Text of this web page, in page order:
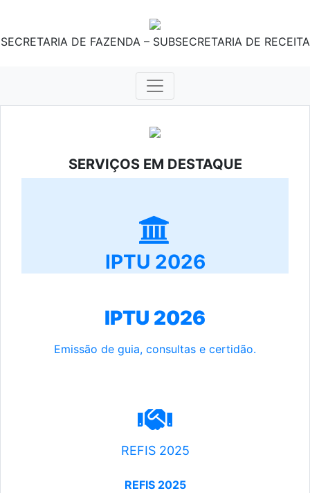
SECRETARIA DE FAZENDA – SUBSECRETARIA DE RECEITA
SERVIÇOS EM DESTAQUE
IPTU 2026
IPTU 2026
Emissão de guia, consultas e certidão.
REFIS 2025
REFIS 2025